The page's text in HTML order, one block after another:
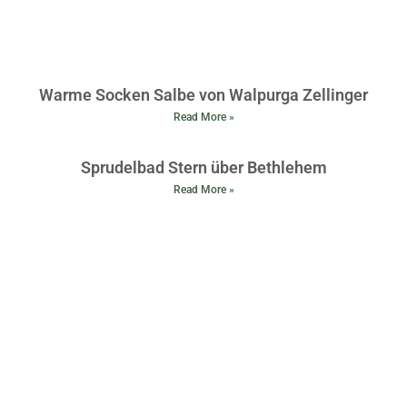
Warme Socken Salbe von Walpurga Zellinger
Read More »
Sprudelbad Stern über Bethlehem
Read More »